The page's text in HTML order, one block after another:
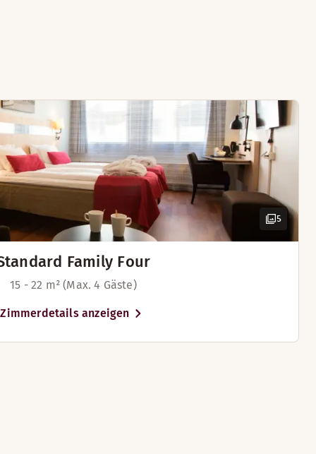
5
Family Four
15 - 22 m² (Max. 4 Gäste)
Zimmerdetails anzeigen
verfügbar)
Zimmern verfügbar)
ist, genießen Sie eine geruhsame Nacht!
verfügbar)
Zimmern verfügbar)